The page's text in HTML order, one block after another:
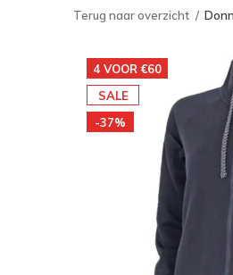
Terug naar overzicht
4 VOOR €60
SALE
-37%